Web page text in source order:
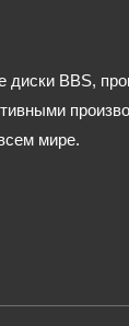
BBS,
мире.